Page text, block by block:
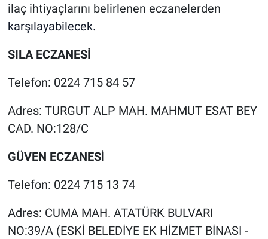
ilaç ihtiyaçlarını belirlenen eczanelerden
karşılayabilecek.
SILA ECZANESİ
Telefon: 0224 715 84 57
Adres: TURGUT ALP MAH. MAHMUT ESAT BEY
CAD. NO:128/C
GÜVEN ECZANESİ
Telefon: 0224 715 13 74
Adres: CUMA MAH. ATATÜRK BULVARI
NO:39/A (ESKİ BELEDİYE EK HİZMET BİNASI -